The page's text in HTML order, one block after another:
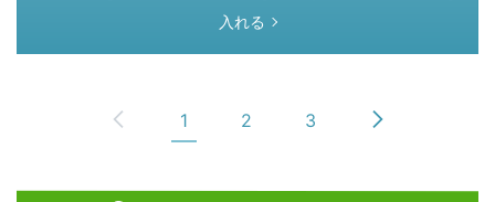
入れる
1 2 3